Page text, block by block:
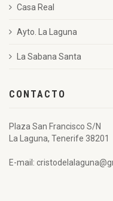
Casa Real
Ayto. La Laguna
La Sabana Santa
CONTACTO
Plaza San Francisco S/N
La Laguna, Tenerife 38201
E-mail: